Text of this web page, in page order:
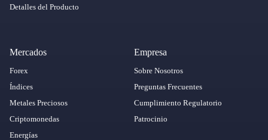
Detalles del Producto
Mercados
Forex
Índices
Metales Preciosos
Criptomonedas
Energías
Empresa
Sobre Nosotros
Preguntas Frecuentes
Cumplimiento Regulatorio
Patrocinio